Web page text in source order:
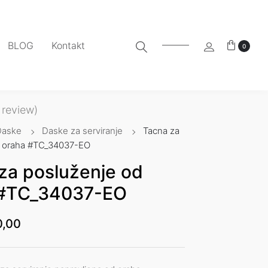
BLOG Kontakt 0
review)
Daske za serviranje
Tacna za
#TC_34037-EO
posluženje od
EO